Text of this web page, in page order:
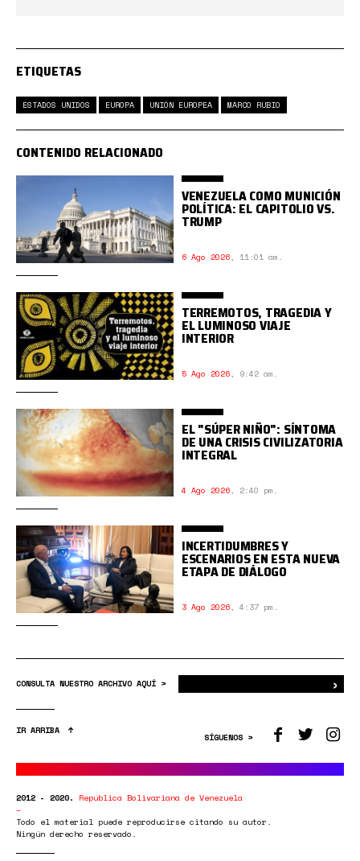
ETIQUETAS
ESTADOS UNIDOS EUROPA UNIÓN EUROPEA MARCO RUBIO
CONTENIDO RELACIONADO
VENEZUELA COMO MUNICIÓN
POLÍTICA: EL CAPITOLIO VS.
TRUMP
6 Ago 2026, 11:01 am.
TERREMOTOS, TRAGEDIA Y
EL LUMINOSO VIAJE
INTERIOR
5 Ago 2026, 9:42 am.
EL "SÚPER NIÑO": SÍNTOMA
DE UNA CRISIS CIVILIZATORIA
INTEGRAL
4 Ago 2026, 2:40 pm.
INCERTIDUMBRES Y
ESCENARIOS EN ESTA NUEVA
ETAPA DE DIÁLOGO
3 Ago 2026, 4:37 pm.
CONSULTA NUESTRO ARCHIVO AQUÍ > ›
IR ARRIBA
SÍGUENOS >
2012 - 2020. República Bolivariana de Venezuela
Todo el material puede reproducirse citando su autor.
Ningún derecho reservado.